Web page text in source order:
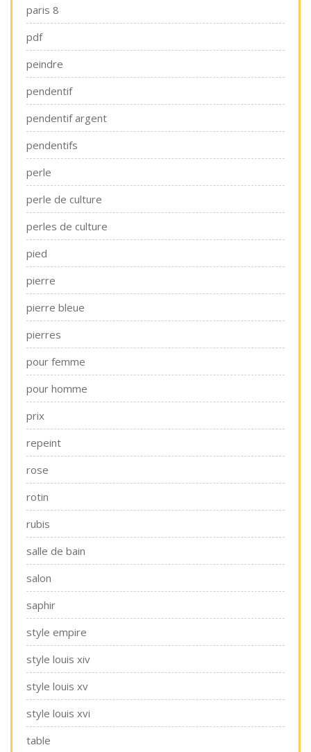
paris 8
pdf
peindre
pendentif
pendentif argent
pendentifs
perle
perle de culture
perles de culture
pied
pierre
pierre bleue
pierres
pour femme
pour homme
prix
repeint
rose
rotin
rubis
salle de bain
salon
saphir
style empire
style louis xiv
style louis xv
style louis xvi
table